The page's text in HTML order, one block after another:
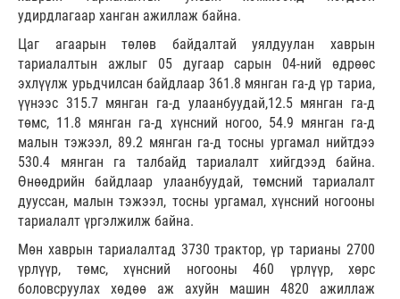
удирдлагаар ханган ажиллаж байна.
Цаг агаарын төлөв байдалтай уялдуулан хаврын
тариалалтын ажлыг 05 дугаар сарын 04-ний өдрөөс
эхлүүлж урьдчилсан байдлаар 361.8 мянган га-д үр тариа,
үүнээс 315.7 мянган га-д улаанбуудай,12.5 мянган га-д
төмс, 11.8 мянган га-д хүнсний ногоо, 54.9 мянган га-д
малын тэжээл, 89.2 мянган га-д тосны ургамал нийтдээ
530.4 мянган га талбайд тариалалт хийгдээд байна.
Өнөөдрийн байдлаар улаанбуудай, төмсний тариалалт
дууссан, малын тэжээл, тосны ургамал, хүнсний ногооны
тариалалт үргэлжилж байна.
Мөн хаврын тариалалтад 3730 трактор, үр тарианы 2700
үрлүүр, төмс, хүнсний ногооны 460 үрлүүр, хөрс
боловсруулах хөдөө аж ахуйн машин 4820 ажиллаж